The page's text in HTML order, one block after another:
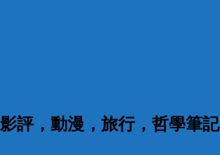
評，動漫，旅行，哲學筆記